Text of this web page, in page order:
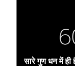
सारे गुण धन में